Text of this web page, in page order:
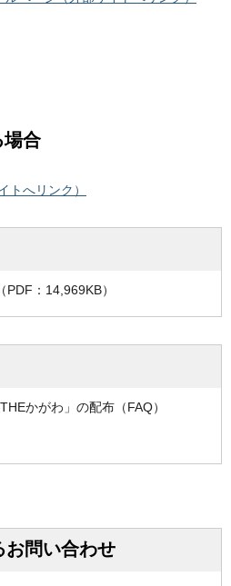
場合
トへリンク）
：14,969KB）
かがわ」の配布（FAQ）
お問い合わせ